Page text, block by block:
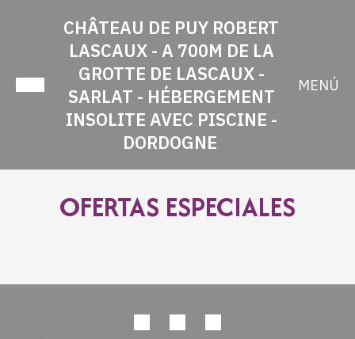
CHÂTEAU DE PUY ROBERT
LASCAUX - A 700M DE LA
GROTTE DE LASCAUX -
SARLAT - HÉBERGEMENT
INSOLITE AVEC PISCINE -
DORDOGNE
MENÚ
OFERTAS ESPECIALES